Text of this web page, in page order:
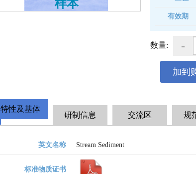
样本
有效期
数量: -
加到
特性及基体
研制信息 交流区 规
英文名称 Stream Sediment
标准物质证书